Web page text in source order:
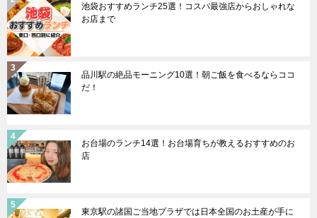
池袋おすすめランチ25選！コスパ最強店からおしゃれな
お店まで
品川駅の絶品モーニング10選！朝ご飯を食べるならココ
だ！
お台場のランチ14選！お台場育ちが教えるおすすめのお
店
東京駅の諸国ご当地プラザでは日本全国のお土産が手に